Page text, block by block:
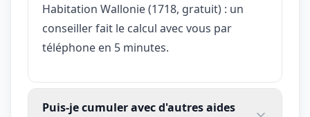
Habitation Wallonie (1718, gratuit) : un
conseiller fait le calcul avec vous par
téléphone en 5 minutes.
Puis-je cumuler avec d'autres aides